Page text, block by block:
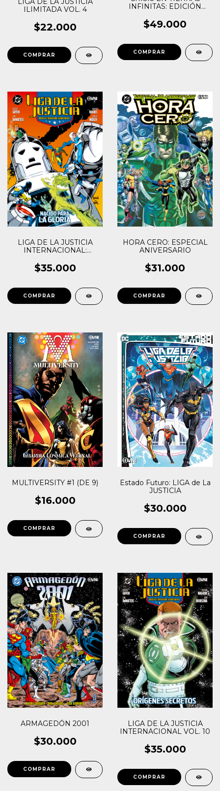
ILIMITADA VOL. 4
$22.000
INFINITAS: EDICIÓN
$49.000
LIGA DE LA JUSTICIA
INTERNACIONAL:
GLORIA
$35.000
HORA CERO: ESPECIAL
ANIVERSARIO
$31.000
MULTIVERSITY #1 (DE 9)
$16.000
Estado Futuro: LIGA de La
JUSTICIA
$30.000
ARMAGEDÓN 2001
$30.000
LIGA DE LA JUSTICIA
INTERNACIONAL VOL. 10
$35.000